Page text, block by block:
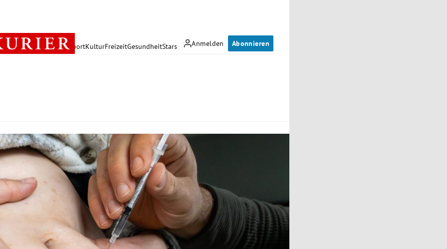
Anmelden Abonnieren
PolitikWirtschaft SportKulturFreizeitGesundheitStars